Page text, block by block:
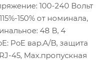
100-240 Вольт
150% от номинала,
48 В, 4
PoE вар.A/B, защита
45, Max.пропускная